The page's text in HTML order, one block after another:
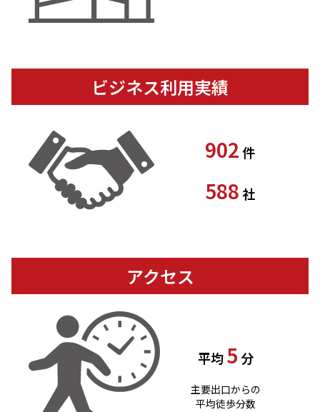
ビジネス利用実績
902件
588 社
アクセス
平均5分
主要出口からの
平均徒歩分数